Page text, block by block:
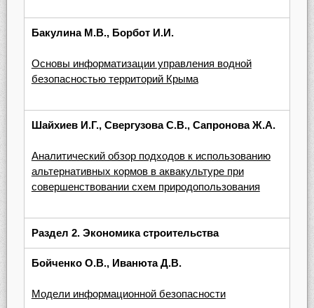
Бакулина М.В., Борбот И.И.
Основы информатизации управления водной
безопасностью территорий Крыма
Шайхиев И.Г., Свергузова С.В., Сапронова Ж.А.
Аналитический обзор подходов к использованию
альтернативных кормов в аквакультуре при
совершенствовании схем природопользования
Раздел 2. Экономика строительства
Бойченко О.В., Иванюта Д.В.
Модели информационной безопасности